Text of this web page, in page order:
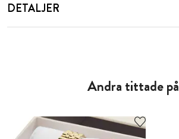
DETALJER
Andra tittade på